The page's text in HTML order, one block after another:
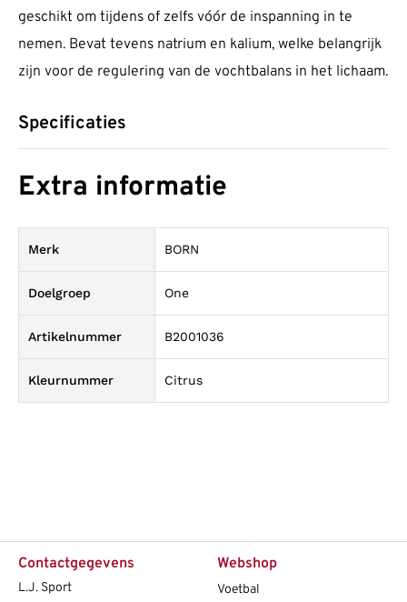
geschikt om tijdens of zelfs vóór de inspanning in te
nemen. Bevat tevens natrium en kalium, welke belangrijk
zijn voor de regulering van de vochtbalans in het lichaam.
Specificaties
Extra informatie
Merk BORN
Doelgroep One
Artikelnummer B2001036
Kleurnummer Citrus
Contactgegevens
L.J. Sport
Webshop
Voetbal